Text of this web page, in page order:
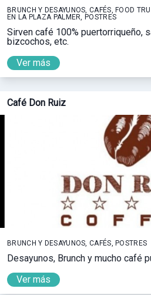
BRUNCH Y DESAYUNOS, CAFÉS, FOOD
EN LA PLAZA PALMER, POSTRES
Sirven café 100% puertorriqueño,
bizcochos, etc.
Ver más
Café Don Ruiz
BRUNCH Y DESAYUNOS, CAFÉS, POSTRES
Desayunos, Brunch y mucho café
Ver más